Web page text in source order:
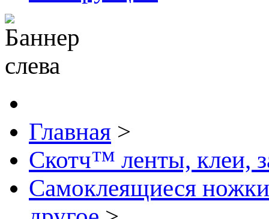
Главная >
Скотч™ ленты, клеи,
Самоклеящиеся